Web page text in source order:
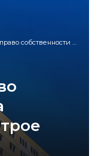
на квартиру в самострое Сочи